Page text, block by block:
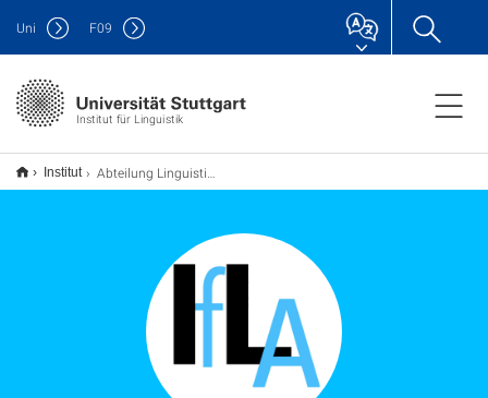
Institut für Linguistik
Uni F09
Institut Abteilung Linguistik/Anglistik (IfLA)